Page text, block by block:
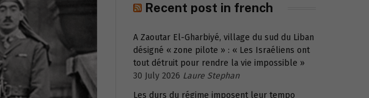
Recent post in french
A Zaoutar El-Gharbiyé, village du sud du Liban
désigné « zone pilote » : « Les Israéliens ont
tout détruit pour rendre la vie impossible »
30 July 2026 Laure Stephan
Les durs du régime imposent leur tempo